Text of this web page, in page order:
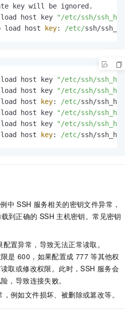
host key
"/etc/ssh/
load host key: /etc/ssh/
host key
"/etc/ssh/
host key
"/etc/ssh/
host key:
/etc/
host key
"/etc/ssh/
host key
"/etc/ssh/
host key: /etc/ssh/
中 SSH 服务相关的密钥文件异常，
到正确的 SSH 主机密钥。常见密钥
置异常，导致无法正常读取。
是 600，如果配置成 777 等其他权
取或修改权限。此时，SSH 服务会
，导致连接失败。
例如文件损坏、被删除或篡改等。